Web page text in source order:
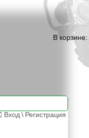
В корзине:
Вход \ Регистрация